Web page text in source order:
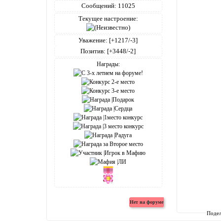
Сообщений: 11025
Текущее настроение:
Уважение: [+1217/-3]
Позитив: [+3448/-2]
Награды: